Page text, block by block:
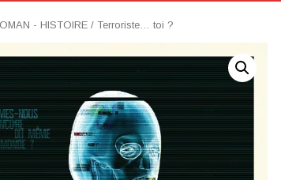
- HISTOIRE / Terroriste… toi ?